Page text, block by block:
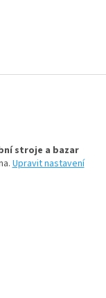
stroje a bazar
Upravit nastavení